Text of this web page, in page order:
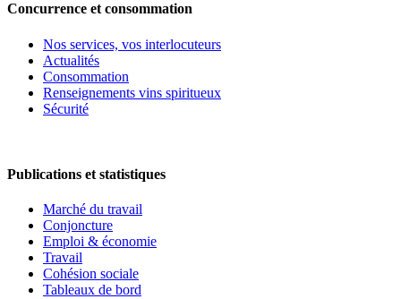
Concurrence et consommation
Nos services, vos interlocuteurs
Actualités
Consommation
Renseignements vins spiritueux
Sécurité
Publications et statistiques
Marché du travail
Conjoncture
Emploi & économie
Travail
Cohésion sociale
Tableaux de bord